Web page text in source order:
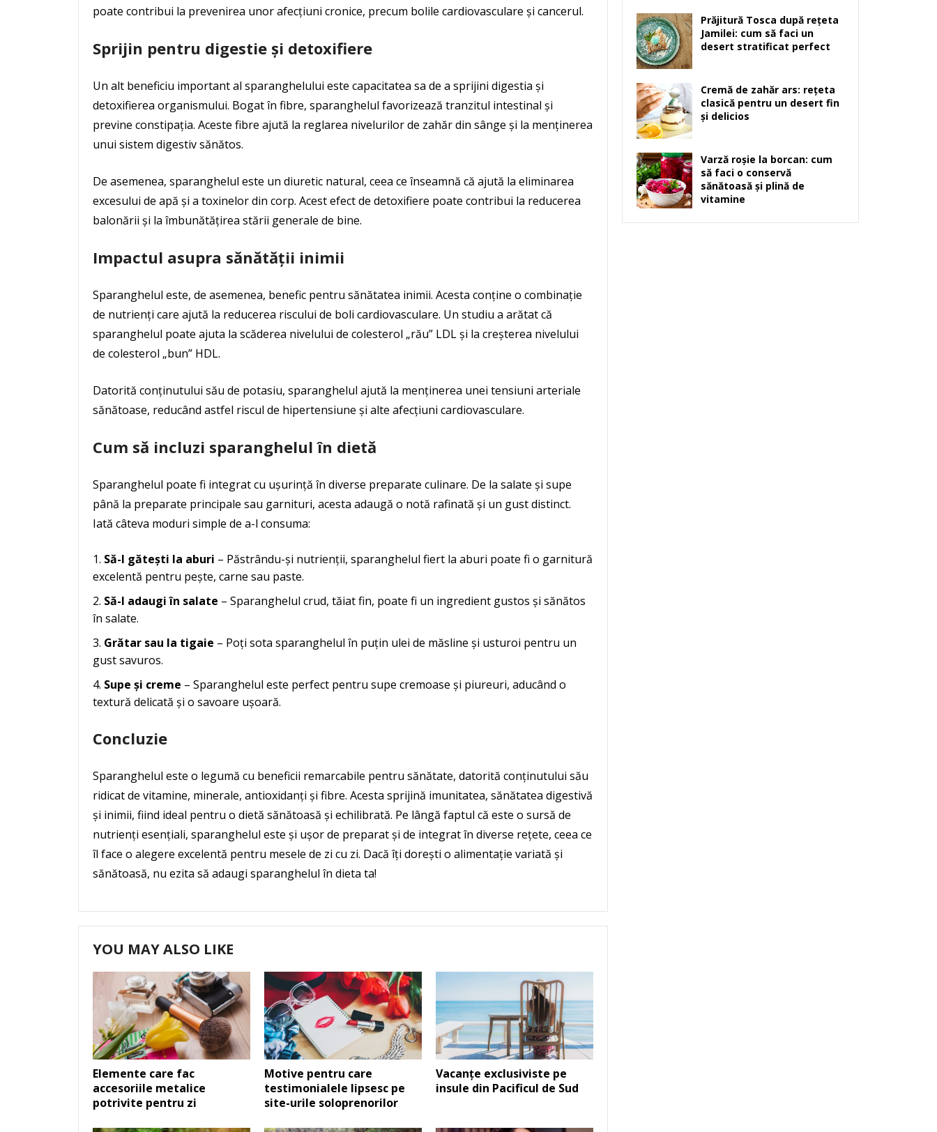
poate contribui la prevenirea unor afecțiuni cronice, precum bolile cardiovasculare și cancerul.
Sprijin pentru digestie și detoxifiere
Un alt beneficiu important al sparanghelului este capacitatea sa de a sprijini digestia și
detoxifierea organismului. Bogat în fibre, sparanghelul favorizează tranzitul intestinal și
previne constipația. Aceste fibre ajută la reglarea nivelurilor de zahăr din sânge și la menținerea
unui sistem digestiv sănătos.
De asemenea, sparanghelul este un diuretic natural, ceea ce înseamnă că ajută la eliminarea
excesului de apă și a toxinelor din corp. Acest efect de detoxifiere poate contribui la reducerea
balonării și la îmbunătățirea stării generale de bine.
Impactul asupra sănătății inimii
Sparanghelul este, de asemenea, benefic pentru sănătatea inimii. Acesta conține o combinație
de nutrienți care ajută la reducerea riscului de boli cardiovasculare. Un studiu a arătat că
sparanghelul poate ajuta la scăderea nivelului de colesterol „rău” LDL și la creșterea nivelului
de colesterol „bun” HDL.
Datorită conținutului său de potasiu, sparanghelul ajută la menținerea unei tensiuni arteriale
sănătoase, reducând astfel riscul de hipertensiune și alte afecțiuni cardiovasculare.
Cum să incluzi sparanghelul în dietă
Sparanghelul poate fi integrat cu ușurință în diverse preparate culinare. De la salate și supe
până la preparate principale sau garnituri, acesta adaugă o notă rafinată și un gust distinct.
Iată câteva moduri simple de a-l consuma:
Să-l gătești la aburi – Păstrându-și nutrienții, sparanghelul fiert la aburi poate fi o garnitură
excelentă pentru pește, carne sau paste.
Să-l adaugi în salate – Sparanghelul crud, tăiat fin, poate fi un ingredient gustos și sănătos
în salate.
Grătar sau la tigaie – Poți sota sparanghelul în puțin ulei de măsline și usturoi pentru un
gust savuros.
Supe și creme – Sparanghelul este perfect pentru supe cremoase și piureuri, aducând o
textură delicată și o savoare ușoară.
Concluzie
Sparanghelul este o legumă cu beneficii remarcabile pentru sănătate, datorită conținutului său
ridicat de vitamine, minerale, antioxidanți și fibre. Acesta sprijină imunitatea, sănătatea digestivă
și inimii, fiind ideal pentru o dietă sănătoasă și echilibrată. Pe lângă faptul că este o sursă de
nutrienți esențiali, sparanghelul este și ușor de preparat și de integrat în diverse rețete, ceea ce
îl face o alegere excelentă pentru mesele de zi cu zi. Dacă îți dorești o alimentație variată și
sănătoasă, nu ezita să adaugi sparanghelul în dieta ta!
YOU MAY ALSO LIKE
Elemente care fac
accesoriile metalice
potrivite pentru zi
Motive pentru care
testimonialele lipsesc pe
site-urile soloprenorilor
Vacanțe exclusiviste pe
insule din Pacificul de Sud
Prăjitură Tosca după rețeta
Jamilei: cum să faci un
desert stratificat perfect
Cremă de zahăr ars: rețeta
clasică pentru un desert fin
și delicios
Varză roșie la borcan: cum
să faci o conservă
sănătoasă și plină de
vitamine